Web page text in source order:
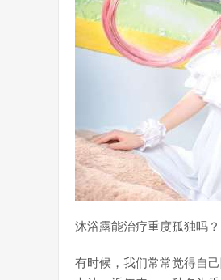
沐浴露能治疗重度孤独吗？
有时候，我们常常觉得自